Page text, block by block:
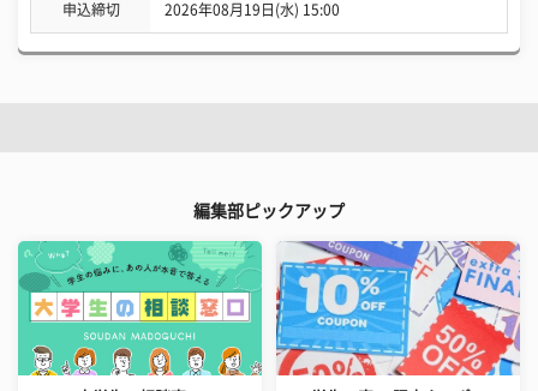
申込締切 2026年08月19日(水) 15:00
編集部ピックアップ